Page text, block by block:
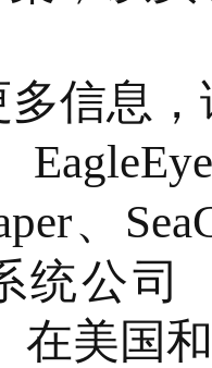
多信息
、
公司
在美国